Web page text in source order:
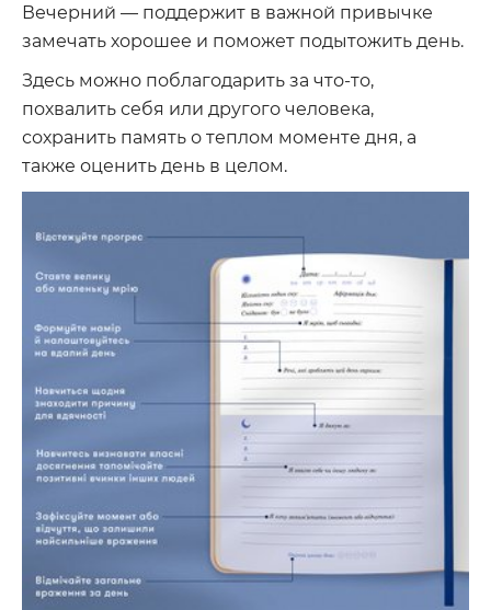
Вечерний –– поддержит в важной привычке
замечать хорошее и поможет подытожить день.
Здесь можно поблагодарить за что-то,
похвалить себя или другого человека,
сохранить память о теплом моменте дня, а
также оценить день в целом.